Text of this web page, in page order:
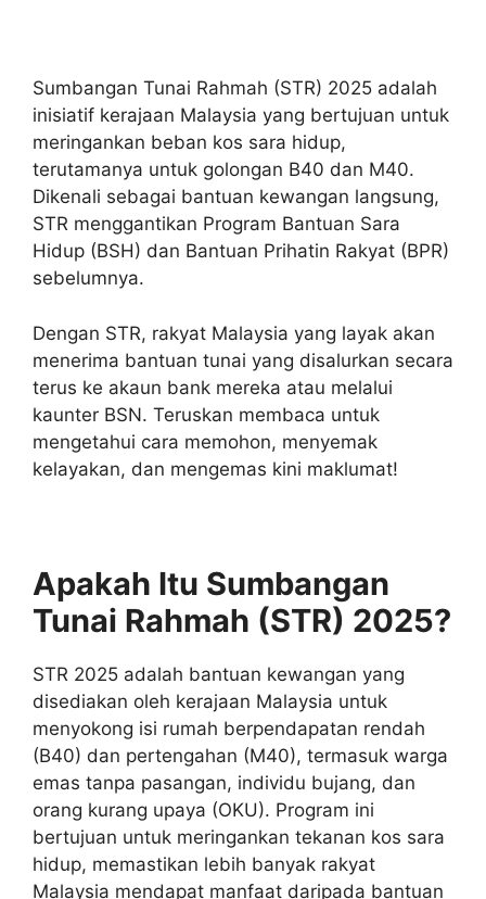
Sumbangan Tunai Rahmah (STR) 2025 adalah
inisiatif kerajaan Malaysia yang bertujuan untuk
meringankan beban kos sara hidup,
terutamanya untuk golongan B40 dan M40.
Dikenali sebagai bantuan kewangan langsung,
STR menggantikan Program Bantuan Sara
Hidup (BSH) dan Bantuan Prihatin Rakyat (BPR)
sebelumnya.
Dengan STR, rakyat Malaysia yang layak akan
menerima bantuan tunai yang disalurkan secara
terus ke akaun bank mereka atau melalui
kaunter BSN. Teruskan membaca untuk
mengetahui cara memohon, menyemak
kelayakan, dan mengemas kini maklumat!
Apakah Itu Sumbangan
Tunai Rahmah (STR) 2025?
STR 2025 adalah bantuan kewangan yang
disediakan oleh kerajaan Malaysia untuk
menyokong isi rumah berpendapatan rendah
(B40) dan pertengahan (M40), termasuk warga
emas tanpa pasangan, individu bujang, dan
orang kurang upaya (OKU). Program ini
bertujuan untuk meringankan tekanan kos sara
hidup, memastikan lebih banyak rakyat
Malaysia mendapat manfaat daripada bantuan